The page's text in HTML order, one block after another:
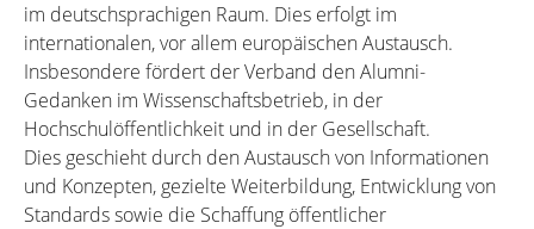
im deutschsprachigen Raum. Dies erfolgt im
internationalen, vor allem europäischen Austausch.
Insbesondere fördert der Verband den Alumni-
Gedanken im Wissenschaftsbetrieb, in der
Hochschulöffentlichkeit und in der Gesellschaft.
Dies geschieht durch den Austausch von Informationen
und Konzepten, gezielte Weiterbildung, Entwicklung von
Standards sowie die Schaffung öffentlicher